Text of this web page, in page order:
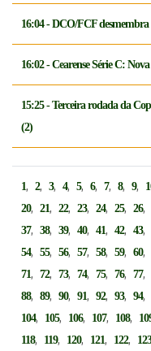
16:04 - DCO/FCF
16:02 - Cearense Série C:
15:25 - Terceira rodada da
(2)
1,2,3,4,5,6,7,8,9,
20,21,22,23,24,25,26
37,38,39,40,41,42,43
54,55,56,57,58,59,60
71,72,73,74,75,76,77
88,89,90,91,92,93,94
104, 105, 106, 107, 108,
118, 119, 120, 121, 122,